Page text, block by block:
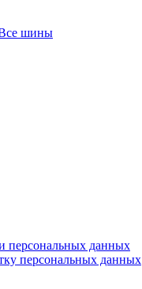
шины
персональных данных
персональных данных